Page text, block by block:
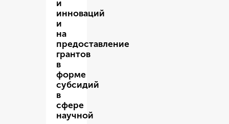
и
инноваций
и
на
предоставление
грантов
в
форме
субсидий
в
сфере
научной